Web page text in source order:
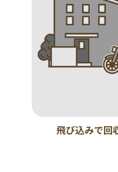
飛び込みで回